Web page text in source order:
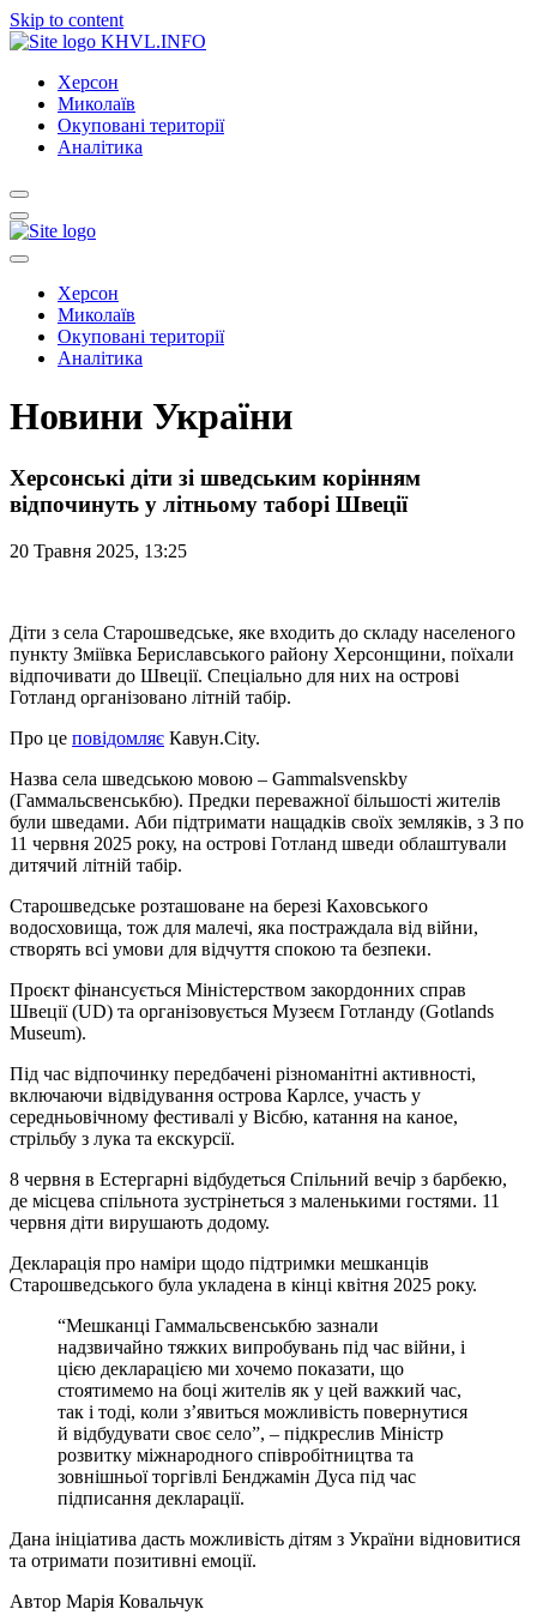
Skip to content
KHVL.INFO
Херсон
Миколаїв
Окуповані території
Аналітика
Херсон
Миколаїв
Окуповані території
Аналітика
Новини України
Херсонські діти зі шведським корінням
відпочинуть у літньому таборі Швеції
20 Травня 2025, 13:25
Діти з села Старошведське, яке входить до складу населеного
пункту Зміївка Бериславського району Херсонщини, поїхали
відпочивати до Швеції. Спеціально для них на острові
Готланд організовано літній табір.
Про це повідомляє Кавун.Сity.
Назва села шведською мовою – Gammalsvenskby
(Гаммальсвенськбю). Предки переважної більшості жителів
були шведами. Аби підтримати нащадків своїх земляків, з 3 по
11 червня 2025 року, на острові Готланд шведи облаштували
дитячий літній табір.
Старошведське розташоване на березі Каховського
водосховища, тож для малечі, яка постраждала від війни,
створять всі умови для відчуття спокою та безпеки.
Проєкт фінансується Міністерством закордонних справ
Швеції (UD) та організовується Музеєм Готланду (Gotlands
Museum).
Під час відпочинку передбачені різноманітні активності,
включаючи відвідування острова Карлсе, участь у
середньовічному фестивалі у Вісбю, катання на каное,
стрільбу з лука та екскурсії.
8 червня в Естергарні відбудеться Спільний вечір з барбекю,
де місцева спільнота зустрінеться з маленькими гостями. 11
червня діти вирушають додому.
Декларація про наміри щодо підтримки мешканців
Старошведського була укладена в кінці квітня 2025 року.
“Мешканці Гаммальсвенськбю зазнали
надзвичайно тяжких випробувань під час війни, і
цією декларацією ми хочемо показати, що
стоятимемо на боці жителів як у цей важкий час,
так і тоді, коли з’явиться можливість повернутися
й відбудувати своє село”, – підкреслив Міністр
розвитку міжнародного співробітництва та
зовнішньої торгівлі Бенджамін Дуса під час
підписання декларації.
Дана ініціатива дасть можливість дітям з України відновитися
та отримати позитивні емоції.
Автор Марія Ковальчук